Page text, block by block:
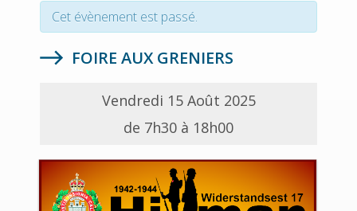
Cet évènement est passé.
FOIRE AUX GRENIERS
Vendredi 15 Août 2025
de 7h30 à 18h00